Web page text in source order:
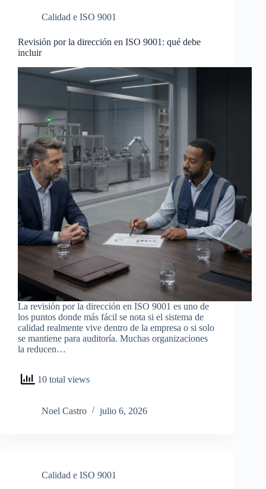
Calidad e ISO 9001
Revisión por la dirección en ISO 9001: qué debe
incluir
La revisión por la dirección en ISO 9001 es uno de
los puntos donde más fácil se nota si el sistema de
calidad realmente vive dentro de la empresa o si solo
se mantiene para auditoría. Muchas organizaciones
la reducen…
10 total views
Noel Castro julio 6, 2026
Calidad e ISO 9001